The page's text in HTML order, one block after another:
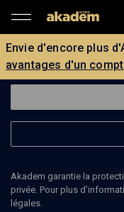
Envie d'encore plus
avantages d'un
Akadem garantie la
privée. Pour plus
légales.